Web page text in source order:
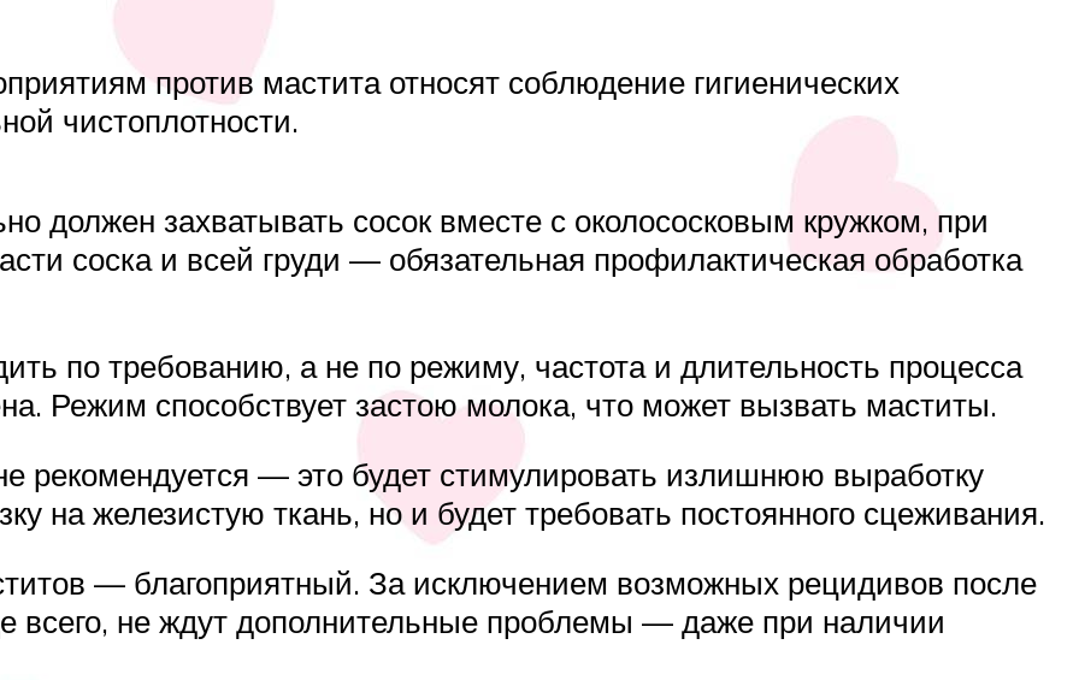
против мастита относят соблюдение гигиенических
чистоплотности.
должен захватывать сосок вместе с околососковым кружком, при
соска и всей груди — обязательная профилактическая обработка
по требованию, а не по режиму, частота и длительность процесса
Режим способствует застою молока, что может вызвать маститы.
рекомендуется — это будет стимулировать излишнюю выработку
на железистую ткань, но и будет требовать постоянного сцеживания.
— благоприятный. За исключением возможных рецидивов после
всего, не ждут дополнительные проблемы — даже при наличии